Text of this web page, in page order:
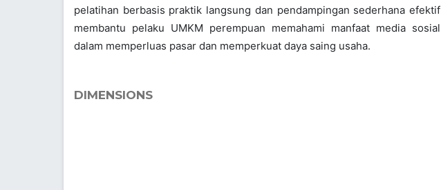
pelatihan berbasis praktik langsung dan pendampingan sederhana efektif
membantu pelaku UMKM perempuan memahami manfaat media sosial
dalam memperluas pasar dan memperkuat daya saing usaha.
DIMENSIONS